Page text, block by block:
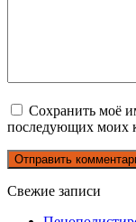
Сохранить моё
последующих моих
Свежие записи